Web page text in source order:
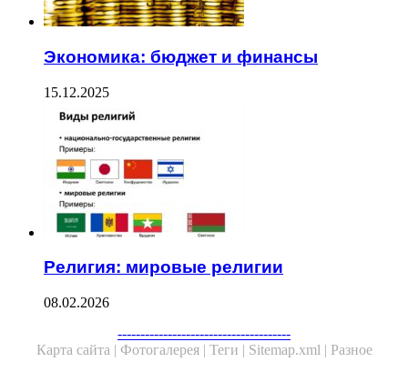
Экономика: бюджет и финансы
15.12.2025
Религия: мировые религии
08.02.2026
--------------------------------------
Карта сайта | Фотогалерея | Теги | Sitemap.xml | Разное